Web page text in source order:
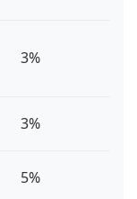
3%
3%
5%